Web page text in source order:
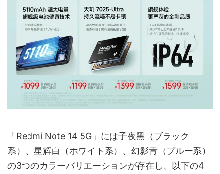
「Redmi Note 14 5G」には子夜黑（ブラック
系）、星辉白（ホワイト系）、幻影青（ブルー系）
の3つのカラーバリエーションが存在し、以下の4